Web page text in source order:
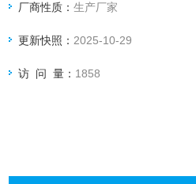
厂商性质：生产厂家
更新快照： 2025-10-29
访 问 量： 1858